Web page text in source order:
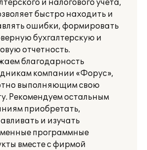
и налогового учета,
быстро находить и
ошибки, формировать
бухгалтерскую и
отчетность.
благодарность
компании «Форус»,
выполняющим свою
Рекомендуем остальным
приобретать,
и изучать
программные
вместе с фирмой